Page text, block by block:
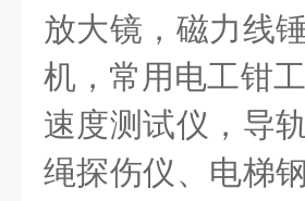
放大镜，磁力线
机，常用电工钳
速度测试仪，导
绳探伤仪、电梯